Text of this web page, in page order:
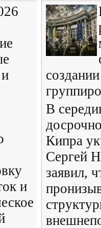
и
В
Кипра
Сергей
заявил,